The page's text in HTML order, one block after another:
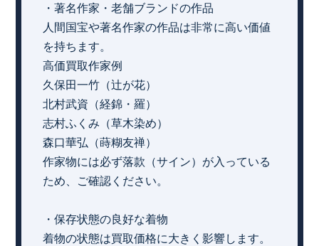
・著名作家・老舗ブランドの作品
人間国宝や著名作家の作品は非常に高い価値
を持ちます。
高価買取作家例
久保田一竹（辻が花）
北村武資（経錦・羅）
志村ふくみ（草木染め）
森口華弘（蒔糊友禅）
作家物には必ず落款（サイン）が入っている
ため、ご確認ください。
・保存状態の良好な着物
着物の状態は買取価格に大きく影響します。